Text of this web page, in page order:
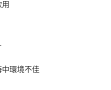
中環境不佳